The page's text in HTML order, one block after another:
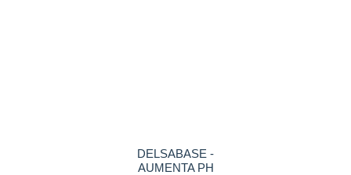
DELSABASE -
AUMENTA PH